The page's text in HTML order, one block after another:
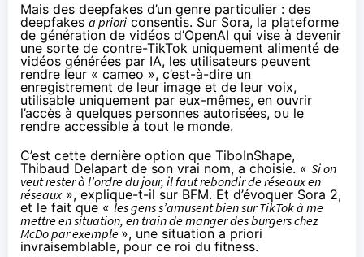
Mais des deepfakes d’un genre particulier : des
deepfakes a priori consentis. Sur Sora, la plateforme
de génération de vidéos d’OpenAI qui vise à devenir
une sorte de contre-TikTok uniquement alimenté de
vidéos générées par IA, les utilisateurs peuvent
rendre leur « cameo », c’est-à-dire un
enregistrement de leur image et de leur voix,
utilisable uniquement par eux-mêmes, en ouvrir
l’accès à quelques personnes autorisées, ou le
rendre accessible à tout le monde.
C’est cette dernière option que TiboInShape,
Thibaud Delapart de son vrai nom, a choisie. « Si on
veut rester à l’ordre du jour, il faut rebondir de réseaux en
réseaux», explique-t-il sur BFM. Et d’évoquer Sora 2,
et le fait que « les gens s’amusent bien sur TikTok à me
mettre en situation, en train de manger des burgers chez
McDo par exemple », une situation a priori
invraisemblable, pour ce roi du fitness.